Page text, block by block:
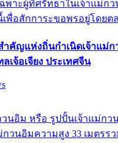
พาะผู้ที่ศรัทธาในเจ้าแม่ก
เพื่อสักการะขอพรอยู่โดยต
ำคัญแห่งถิ่นกำเนิดเจ้าแม่ก
จ้อเจียง ประเทศจีน
นอิม หรือ รูปปั้นเจ้าแม่กว
กวนอิมความสูง 33 เมตรร